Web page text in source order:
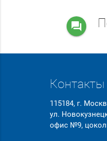
question_answer
Контакты
115184, г.
ул.
офис №9,